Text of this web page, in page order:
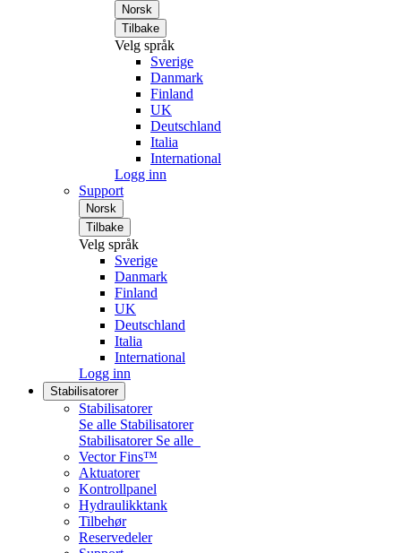
Norsk
Tilbake
Velg språk
Sverige
Danmark
Finland
UK
Deutschland
Italia
International
Logg inn
Support
Norsk
Tilbake
Velg språk
Sverige
Danmark
Finland
UK
Deutschland
Italia
International
Logg inn
Stabilisatorer
Stabilisatorer
Se alle Stabilisatorer
Stabilisatorer Se alle
Vector Fins™
Aktuatorer
Kontrollpanel
Hydraulikktank
Tilbehør
Reservedeler